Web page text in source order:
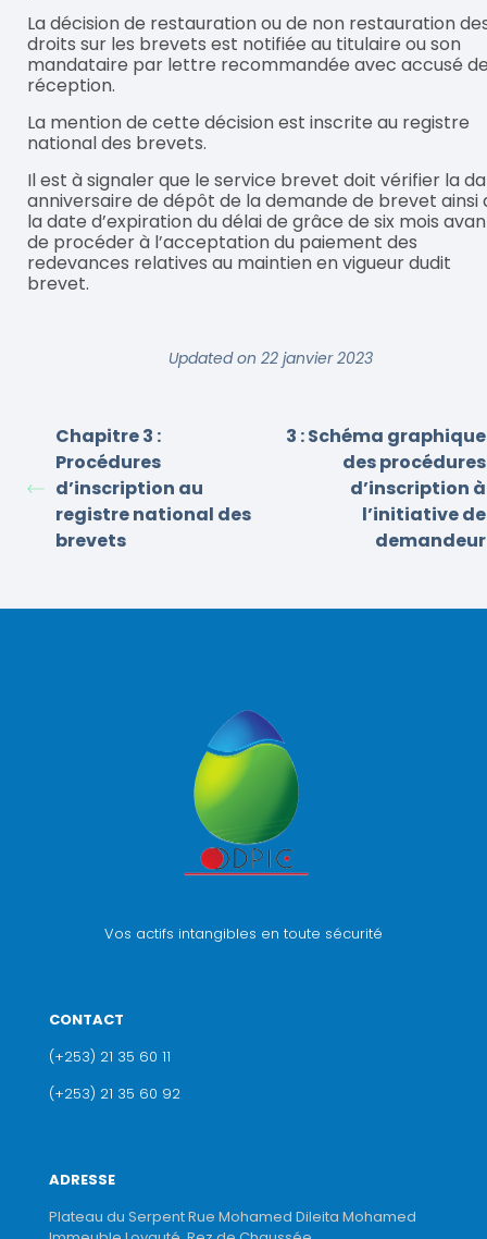
La décision de restauration ou de non restauration
droits sur les brevets est notifiée au titulaire ou son
mandataire par lettre recommandée avec accusé
réception.
La mention de cette décision est inscrite au registre
national des brevets.
Il est à signaler que le service brevet doit vérifier la
anniversaire de dépôt de la demande de brevet ainsi
la date d’expiration du délai de grâce de six mois
de procéder à l’acceptation du paiement des
redevances relatives au maintien en vigueur dudit
brevet.
Updated on 22 janvier 2023
Chapitre 3 :
Procédures
d’inscription au
registre national des
brevets
3 : Schéma graphique
des procédures
d’inscription à
l’initiative de
demandeur
Vos actifs intangibles en toute sécurité
CONTACT
(+253) 21 35 60 11
(+253) 21 35 60 92
ADRESSE
Plateau du Serpent Rue Mohamed Dileita Mohamed